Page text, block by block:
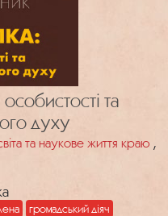
та
духу
та наукове життя краю ,
громадський діяч